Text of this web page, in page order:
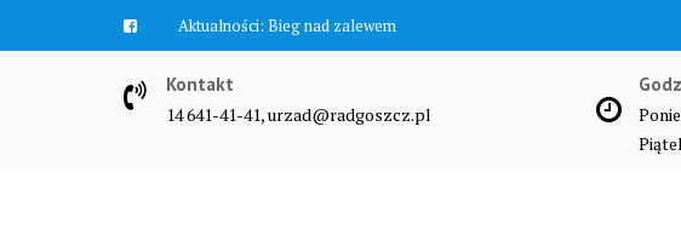
Aktualności: Bieg nad zalewem
Kontakt
14 641-41-41, urzad@radgoszcz.pl